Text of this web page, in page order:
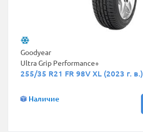
Goodyear
Ultra Grip Performance+
255/35 R21 FR 98V XL (2023 г. в.)
Наличие